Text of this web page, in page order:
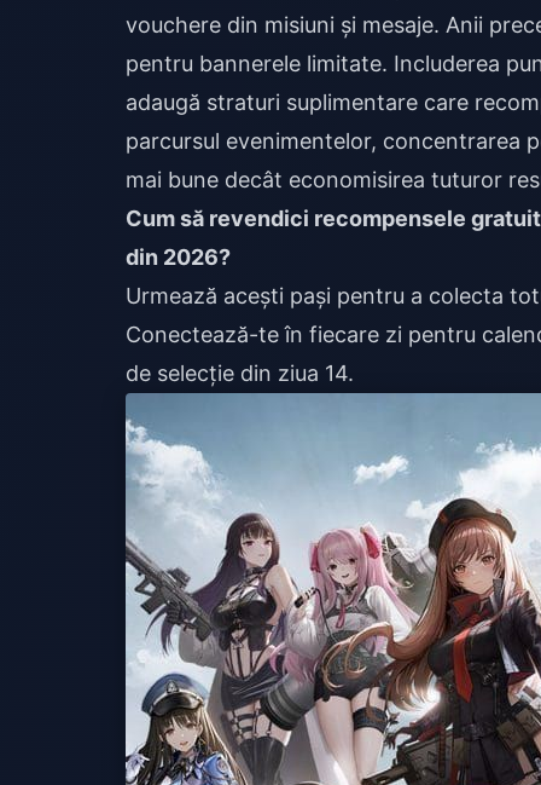
vouchere din misiuni și mesaje. Anii
pentru bannerele limitate. Includerea
adaugă straturi suplimentare care
parcursul evenimentelor, concentrarea
mai bune decât economisirea tuturor
Cum să revendici recompensele
din 2026?
Urmează acești pași pentru a colecta
Conectează-te în fiecare zi pentru
de selecție din ziua 14.